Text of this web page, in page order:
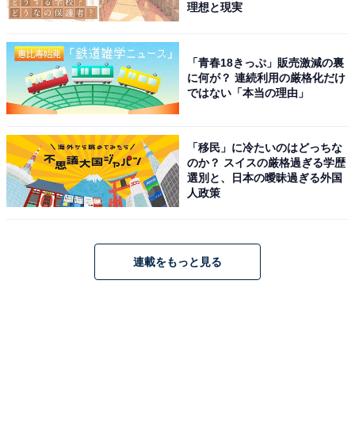
理想と現実
「青春18きっぷ」販売激減の裏
に何が？ 連続利用の厳格化だけ
ではない「本当の理由」
「移民」に冷たいのはどっちな
のか？ スイスの厳格過ぎる学歴
選別と、日本の曖昧過ぎる外国
人政策
連載をもっと見る